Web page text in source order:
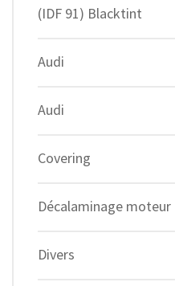
(IDF 91) Blacktint
Audi
Audi
Covering
Décalaminage moteur
Divers